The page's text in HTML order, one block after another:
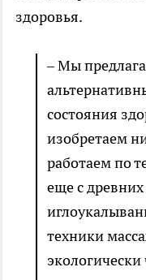
здоровья.
– Мы
состояния
изобретаем
работаем по
еще с
техники